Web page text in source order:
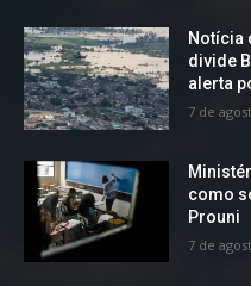
Notícia
divide
alerta
7 de
como
Prouni
7 de